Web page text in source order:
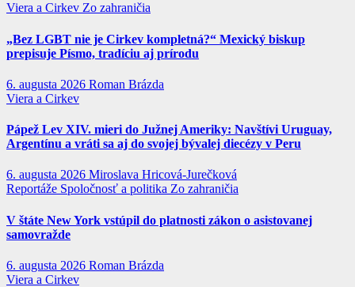
Viera a Cirkev Zo zahraničia
„Bez LGBT nie je Cirkev kompletná?“ Mexický biskup
prepisuje Písmo, tradíciu aj prírodu
6. augusta 2026 Roman Brázda
Viera a Cirkev
Pápež Lev XIV. mieri do Južnej Ameriky: Navštívi Uruguay,
Argentínu a vráti sa aj do svojej bývalej diecézy v Peru
6. augusta 2026 Miroslava Hricová-Jurečková
Reportáže Spoločnosť a politika Zo zahraničia
V štáte New York vstúpil do platnosti zákon o asistovanej
samovražde
6. augusta 2026 Roman Brázda
Viera a Cirkev